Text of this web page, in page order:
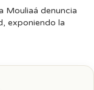
Mouliaá denuncia
exponiendo la